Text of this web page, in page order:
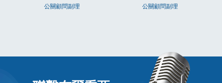
公關顧問副理 公關顧問副理